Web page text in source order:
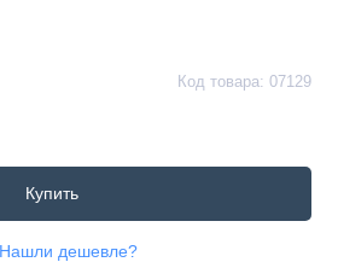
Код товара: 07129
Купить
Нашли дешевле?